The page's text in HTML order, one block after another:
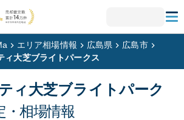
エリア相場情報 広島県
広島市
ィ大芝ブライトパークス
ィ大芝ブライトパーク
・相場情報